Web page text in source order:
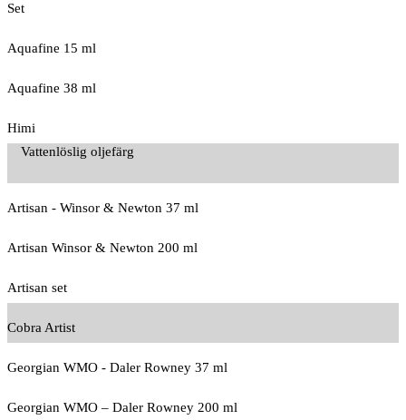
Set
Aquafine 15 ml
Aquafine 38 ml
Himi
Vattenlöslig oljefärg
Artisan - Winsor & Newton 37 ml
Artisan Winsor & Newton 200 ml
Artisan set
Cobra Artist
Georgian WMO - Daler Rowney 37 ml
Georgian WMO – Daler Rowney 200 ml